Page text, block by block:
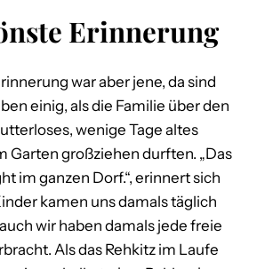
Erinnerung
war aber jene, da sind
einig, als die Familie über den
wenige Tage altes
Garten großziehen durften. „Das
im ganzen Dorf.“, erinnert sich
kamen uns damals täglich
wir haben damals jede freie
Als das Rehkitz im Laufe